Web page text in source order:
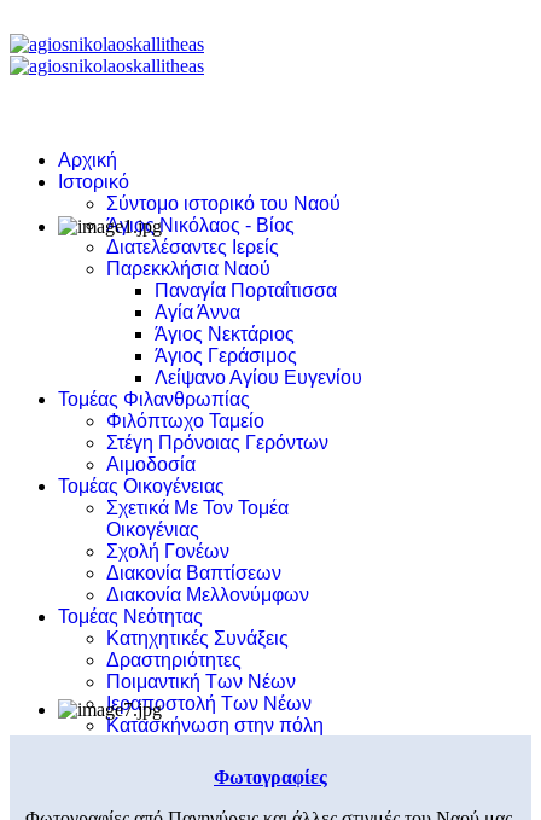
Αρχική
Ιστορικό
Σύντομο ιστορικό του Ναού
Άγιος Νικόλαος - Βίος
Διατελέσαντες Ιερείς
Παρεκκλήσια Ναού
Παναγία Πορταΐτισσα
Αγία Άννα
Άγιος Νεκτάριος
Άγιος Γεράσιμος
Λείψανο Αγίου Ευγενίου
Τομέας Φιλανθρωπίας
Φιλόπτωχο Ταμείο
Στέγη Πρόνοιας Γερόντων
Αιμοδοσία
Τομέας Οικογένειας
Σχετικά Με Τον Τομέα
Οικογένιας
Σχολή Γονέων
Διακονία Βαπτίσεων
Διακονία Μελλονύμφων
Τομέας Νεότητας
Κατηχητικές Συνάξεις
Δραστηριότητες
Ποιμαντική Των Νέων
Ιεραποστολή Των Νέων
Κατασκήνωση στην πόλη
Φωτογραφίες